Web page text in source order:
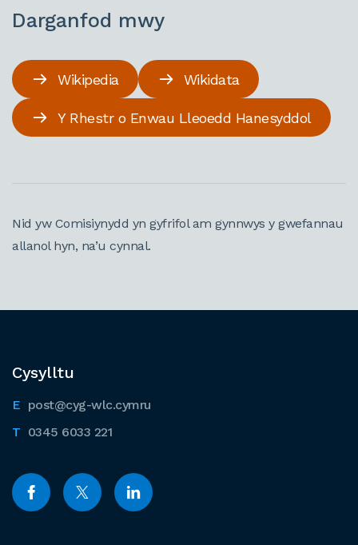
Darganfod mwy
Wikipedia Wikidata
Y Rhestr o Enwau Lleoedd Hanesyddol
Nid yw Comisiynydd yn gyfrifol am gynnwys y gwefannau
allanol hyn, na’u cynnal.
Cysylltu
post@cyg-wlc.cymru
0345 6033 221